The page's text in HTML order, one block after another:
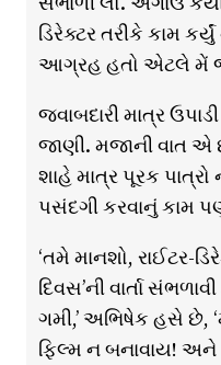
ડિરેક્ટર તરીકે કામ
આગ્રહ હતો એટલે મેં
જવાબદારી માત્ર
જાણી. મજાની વાત એ
શાહે માત્ર પૂરક
પસંદગી કરવાનું કામ
‘તમે માનશો, રાઈટર-
દિવસ’ની વાર્તા
ગમી,’ અભિષેક હસે
ફ્લ્મિ ન બનાવાય! અને